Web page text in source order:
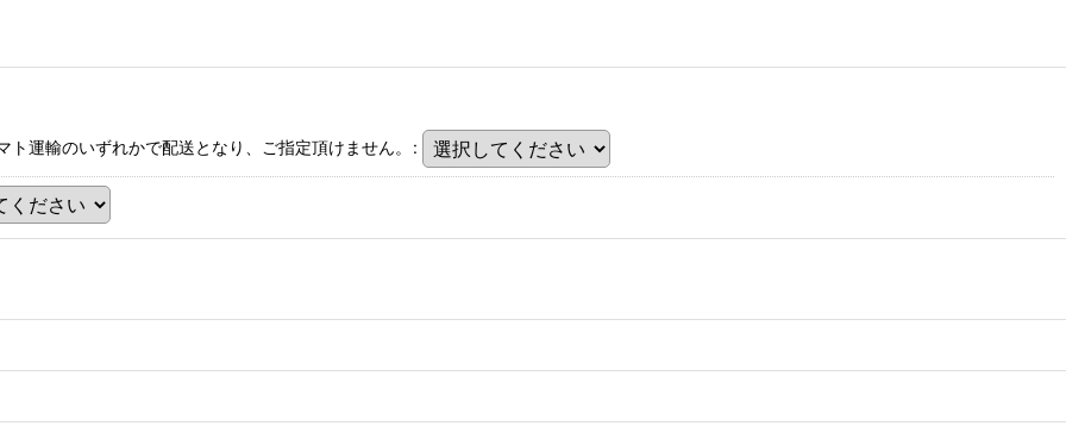
運輸のいずれかで配送となり、ご指定頂けません。 :